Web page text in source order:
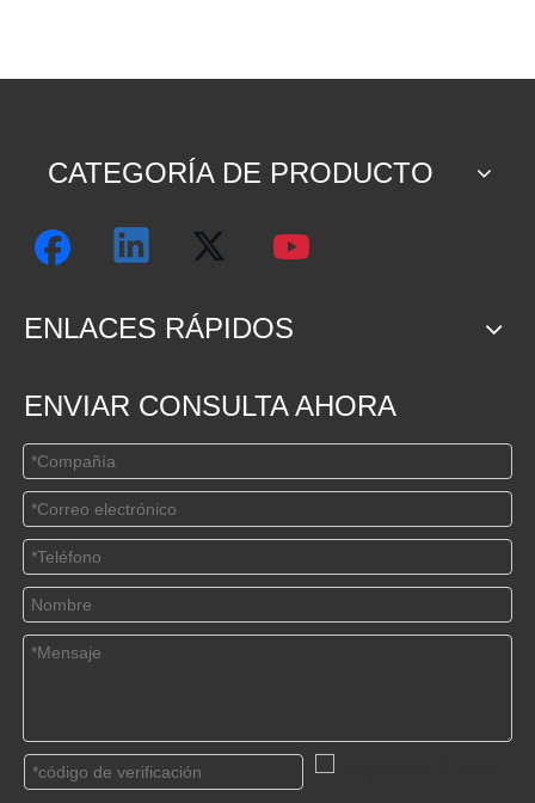
CATEGORÍA DE PRODUCTO
ENLACES RÁPIDOS
ENVIAR CONSULTA AHORA